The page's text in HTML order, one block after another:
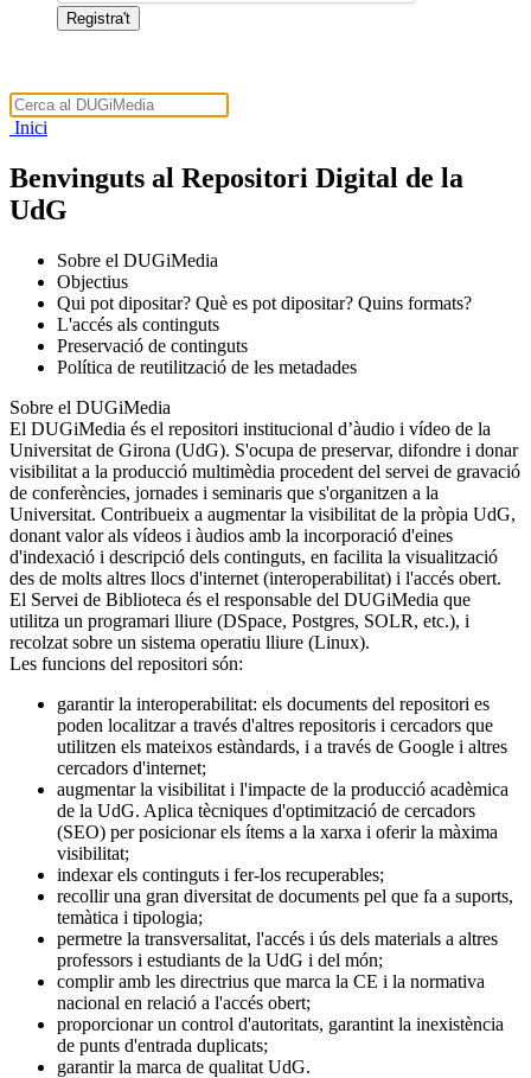
Inici
Benvinguts al Repositori Digital de la
UdG
Sobre el DUGiMedia
Objectius
Qui pot dipositar? Què es pot dipositar? Quins formats?
L'accés als continguts
Preservació de continguts
Política de reutilització de les metadades
Sobre el DUGiMedia
El DUGiMedia és el repositori institucional d’àudio i vídeo de la
Universitat de Girona (UdG). S'ocupa de preservar, difondre i donar
visibilitat a la producció multimèdia procedent del servei de gravació
de conferències, jornades i seminaris que s'organitzen a la
Universitat. Contribueix a augmentar la visibilitat de la pròpia UdG,
donant valor als vídeos i àudios amb la incorporació d'eines
d'indexació i descripció dels continguts, en facilita la visualització
des de molts altres llocs d'internet (interoperabilitat) i l'accés obert.
El Servei de Biblioteca és el responsable del DUGiMedia que
utilitza un programari lliure (DSpace, Postgres, SOLR, etc.), i
recolzat sobre un sistema operatiu lliure (Linux).
Les funcions del repositori són:
garantir la interoperabilitat: els documents del repositori es
poden localitzar a través d'altres repositoris i cercadors que
utilitzen els mateixos estàndards, i a través de Google i altres
cercadors d'internet;
augmentar la visibilitat i l'impacte de la producció acadèmica
de la UdG. Aplica tècniques d'optimització de cercadors
(SEO) per posicionar els ítems a la xarxa i oferir la màxima
visibilitat;
indexar els continguts i fer-los recuperables;
recollir una gran diversitat de documents pel que fa a suports,
temàtica i tipologia;
permetre la transversalitat, l'accés i ús dels materials a altres
professors i estudiants de la UdG i del món;
complir amb les directrius que marca la CE i la normativa
nacional en relació a l'accés obert;
proporcionar un control d'autoritats, garantint la inexistència
de punts d'entrada duplicats;
garantir la marca de qualitat UdG.